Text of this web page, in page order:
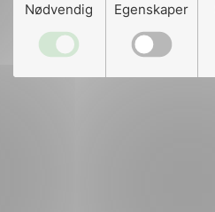
Nødvendig Egenskaper